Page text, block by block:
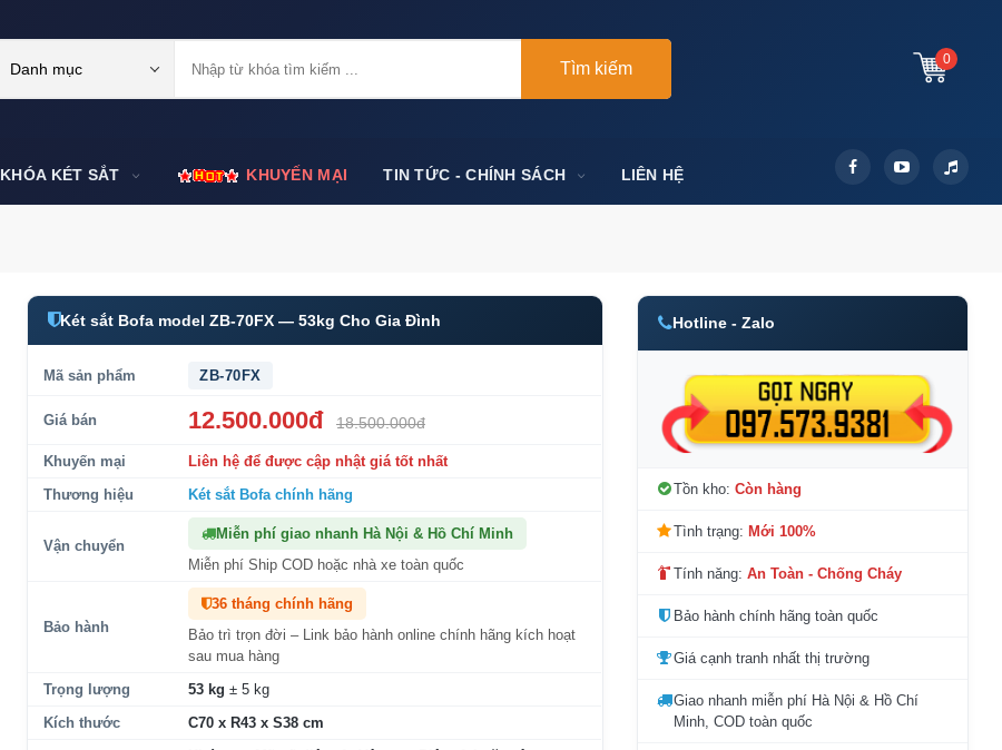
0
Danh mục Tìm kiếm
KHÓA KÉT SẮT KHUYẾN MẠI TIN TỨC - CHÍNH SÁCH LIÊN HỆ
Két sắt Bofa model ZB-70FX — 53kg Cho Gia Đình
Mã sản phẩm ZB-70FX
Giá bán 12.500.000đ 18.500.000đ
Khuyến mại
Liên hệ để được cập nhật giá tốt nhất
Thương hiệu
Két sắt Bofachính hãng
Vận chuyển
Miễn phí giao nhanh Hà Nội & Hồ Chí Minh
Miễn phí Ship COD hoặc nhà xe toàn quốc
Bảo hành
36 tháng chính hãng
Bảo trì trọn đời – Link bảo hành online chính hãng kích hoạt
sau mua hàng
Trọng lượng
53 kg ± 5 kg
Kích thước
C70 x R43 x S38 cm
Hotline - Zalo
Tồn kho: Còn hàng
Tình trạng: Mới 100%
Tính năng: An Toàn - Chống Cháy
Bảo hành chính hãng toàn quốc
Giá cạnh tranh nhất thị trường
Giao nhanh miễn phí Hà Nội & Hồ Chí
Minh, COD toàn quốc